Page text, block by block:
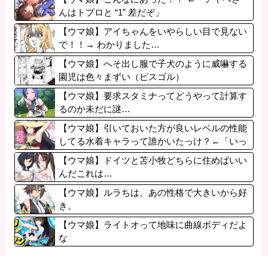
んはトプロと “1” 差だぞ」
【ウマ娘】アイちゃんをいやらしい目で見ない
で！！→ わかりました…
【ウマ娘】へそ出し服で子犬のように威嚇する
園児は色々まずい（ピスゴル）
【ウマ娘】要求スタミナってどうやって計算す
るのか未だに謎…
【ウマ娘】引いておいた方が良いレベルの性能
してる水着キャラって誰かいたっけ？←「いっ
ぱいいるぞ」
【ウマ娘】ドイツと苫小牧どちらに住めばいい
んだこれは…
【ウマ娘】ルラちは、あの性格で大きいから好
き。
【ウマ娘】ライトオって地味に曲線ボディだよ
な